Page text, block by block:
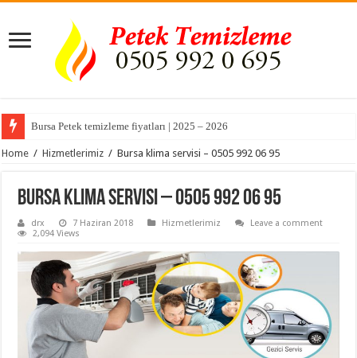
Bursa Petek temizleme fiyatları | 2025 – 2026
Bursa Akçalar Mahallesi Kombi Servisi ve Petek Temizleme
Home / Hizmetlerimiz / Bursa klima servisi – 0505 992 06 95
Bursa klima servisi – 0505 992 06 95
drx 7 Haziran 2018 Hizmetlerimiz
Leave a comment
2,094 Views